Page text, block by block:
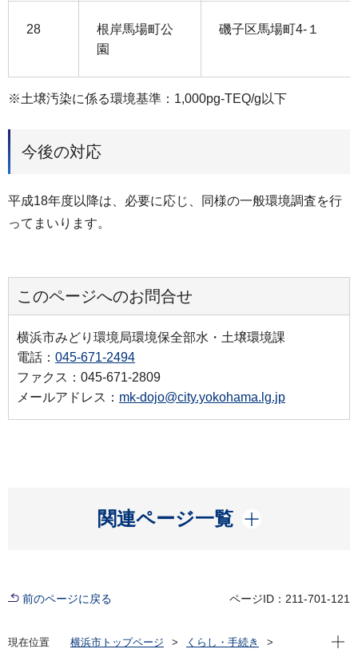
28
根岸馬場町公
園
磯子区馬場町4-１
※土壌汚染に係る環境基準：1,000pg-TEQ/g以下
今後の対応
平成18年度以降は、必要に応じ、同様の一般環境調査を行
ってまいります。
このページへのお問合せ
横浜市みどり環境局環境保全部水・土壌環境課
電話： 045-671-2494
ファクス：045-671-2809
メールアドレス： mk-dojo@city.yokohama.lg.jp
関連ページ一覧
開く
前のページに戻る ページID：211-701-121
現在位置 横浜市トップページ
くらし・手続き
現在